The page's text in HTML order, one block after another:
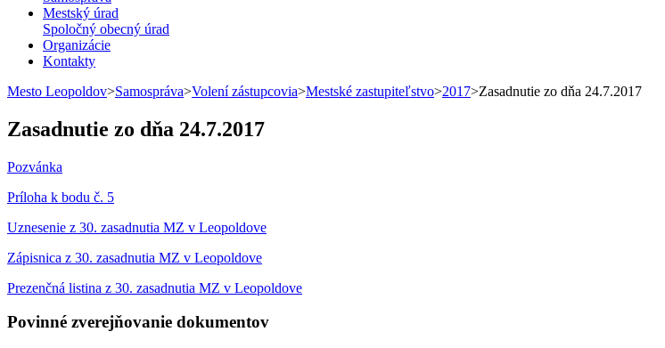
Mestský úrad
Spoločný obecný úrad
Organizácie
Kontakty
Mesto Leopoldov>Samospráva>Volení zástupcovia>Mestské zastupiteľstvo>2017>Zasadnutie zo dňa 24.7.2017
Zasadnutie zo dňa 24.7.2017
Pozvánka
Príloha k bodu č. 5
Uznesenie z 30. zasadnutia MZ v Leopoldove
Zápisnica z 30. zasadnutia MZ v Leopoldove
Prezenčná listina z 30. zasadnutia MZ v Leopoldove
Povinné zverejňovanie dokumentov